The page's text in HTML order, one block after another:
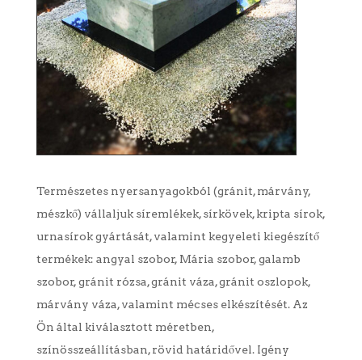
Természetes nyersanyagokból (gránit, márvány,
mészkő) vállaljuk síremlékek, sírkövek, kripta sírok,
urnasírok gyártását, valamint kegyeleti kiegészítő
termékek: angyal szobor, Mária szobor, galamb
szobor, gránit rózsa, gránit váza, gránit oszlopok,
márvány váza, valamint mécses elkészítését. Az
Ön által kiválasztott méretben,
színösszeállításban, rövid határidővel. Igény